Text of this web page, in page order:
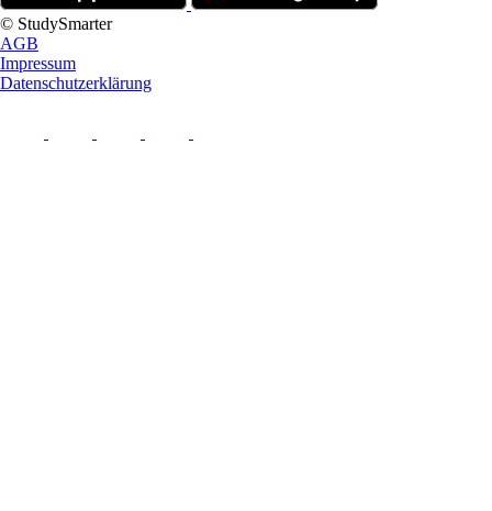
© StudySmarter
AGB
Impressum
Datenschutzerklärung